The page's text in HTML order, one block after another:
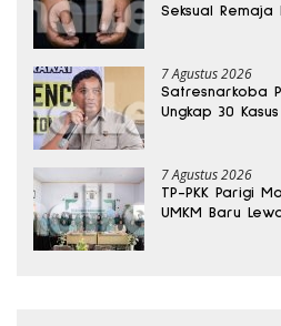
Seksual Remaja
7 Agustus 2026
Satresnarkoba
Ungkap 30
7 Agustus 2026
TP-PKK Parigi
UMKM Baru